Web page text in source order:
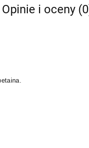
Opinie i oceny